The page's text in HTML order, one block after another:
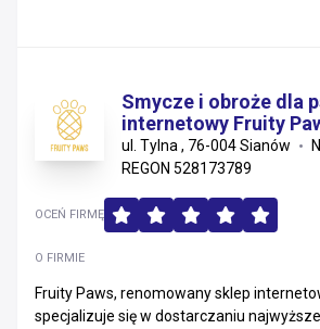
Smycze i obroże dla
internetowy Fruity
ul. Tylna , 76-004 Sianów
REGON 528173789
O FIRMIE
Fruity Paws, renomowany sklep
specjalizuje się w dostarczaniu
OCEŃ FIRMĘ